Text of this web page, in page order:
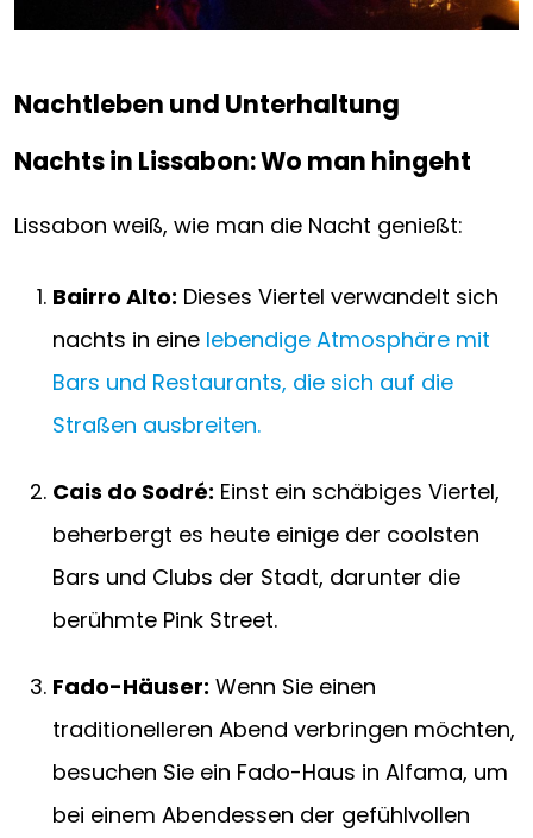
Nachtleben und Unterhaltung
Nachts in Lissabon: Wo man hingeht
Lissabon weiß, wie man die Nacht genießt:
Bairro Alto: Dieses Viertel verwandelt sich
nachts in eine lebendige Atmosphäre mit
Bars und Restaurants, die sich auf die
Straßen ausbreiten.
Cais do Sodré: Einst ein schäbiges Viertel,
beherbergt es heute einige der coolsten
Bars und Clubs der Stadt, darunter die
berühmte Pink Street.
Fado-Häuser: Wenn Sie einen
traditionelleren Abend verbringen möchten,
besuchen Sie ein Fado-Haus in Alfama, um
bei einem Abendessen der gefühlvollen